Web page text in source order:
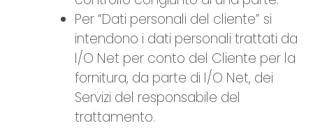
Per “Dati personali del cliente” si
intendono i dati personali trattati da
I/O Net per conto del Cliente per la
fornitura, da parte di I/O Net, dei
Servizi del responsabile del
trattamento.